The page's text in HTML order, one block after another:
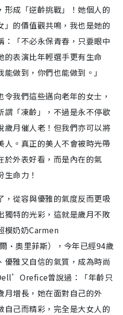
形成「逆齡挑戰」！她個人的
」的價值觀共鳴，我也是她的
：「不必永保青春，只要眼中
的表演比年輕選手更有生命
做到，你們也能做到。」
我們這些邁向老年的女士，
謂「凍齡」，不過是永不停歇
歲月催人老！但我們亦可以將
人。真正的美人不會被時光帶
於外表好看，而是內在的氣
命力！
，從容與優雅的氣度反而更吸
獨特的光彩，這就是歲月不敗
模奶奶Carmen
奧里菲斯），今年已經94歲
優雅又自信的氣質，成為時尚
曾說過：「年齡只
月增長，她在面對自己的外
自己而精彩，完全是大女人的